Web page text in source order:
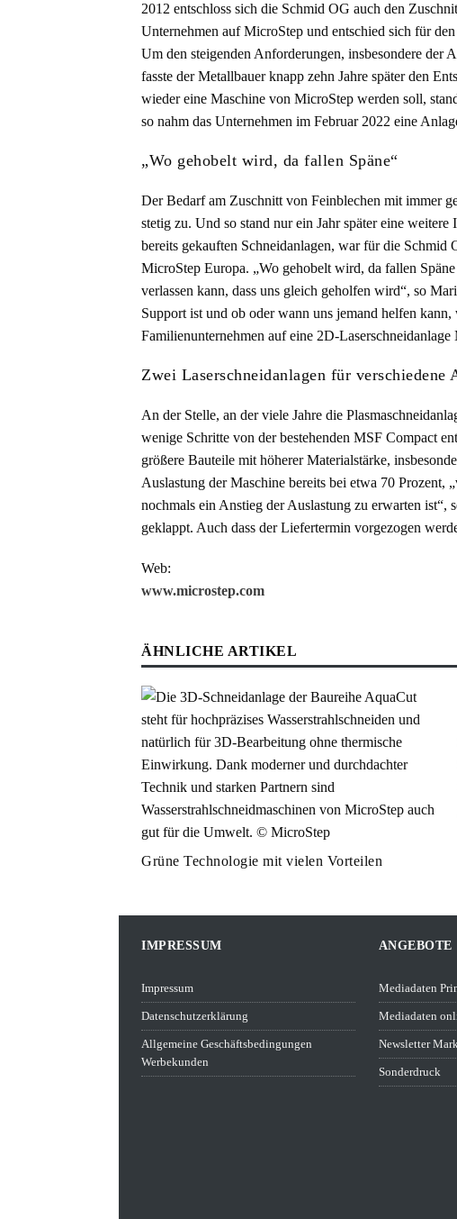
2012 entschloss sich die Schmid OG auch den
Unternehmen auf MicroStep und entschied sich für
Um den steigenden Anforderungen, insbesondere der
fasste der Metallbauer knapp zehn Jahre später den
wieder eine Maschine von MicroStep werden soll,
so nahm das Unternehmen im Februar 2022 eine
„Wo gehobelt wird, da fallen Späne“
Der Bedarf am Zuschnitt von Feinblechen mit immer
stetig zu. Und so stand nur ein Jahr später eine
bereits gekauften Schneidanlagen, war für die
MicroStep Europa. „Wo gehobelt wird, da fallen
verlassen kann, dass uns gleich geholfen wird“, so
Support ist und ob oder wann uns jemand helfen
Familienunternehmen auf eine 2D-
Zwei Laserschneidanlagen für verschiedene
An der Stelle, an der viele Jahre die
wenige Schritte von der bestehenden MSF Compact
größere Bauteile mit höherer Materialstärke,
Auslastung der Maschine bereits bei etwa 70
nochmals ein Anstieg der Auslastung zu erwarten ist“,
geklappt. Auch dass der Liefertermin vorgezogen
Web:
www.microstep.com
ÄHNLICHE ARTIKEL
Grüne Technologie mit vielen Vorteilen
IMPRESSUM
Impressum
Datenschutzerklärung
Allgemeine Geschäftsbedingungen
Werbekunden
ANGEBOTE
Mediadaten
Mediadaten
Newsletter
Sonderdruck